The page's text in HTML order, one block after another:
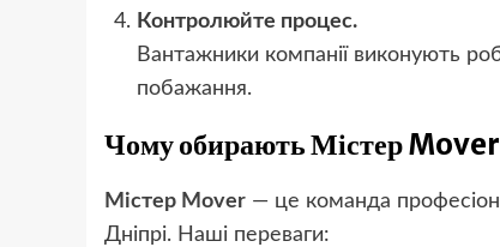
Контролюйте процес.
Вантажники компанії виконують
побажання.
Чому обирають Містер
Містер Mover — це команда
Дніпрі. Наші переваги: